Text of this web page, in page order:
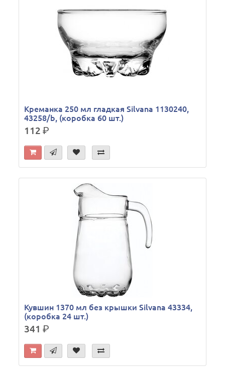
Креманка 250 мл гладкая Silvana 1130240,
43258/b, (коробка 60 шт.)
112р.
Кувшин 1370 мл без крышки Silvana 43334,
(коробка 24 шт.)
341р.